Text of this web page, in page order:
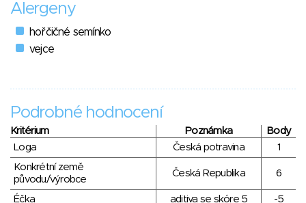
Alergeny
hořčičné semínko
vejce
Podrobné hodnocení
Kritérium Poznámka
Body
Loga
Česká potravina
1
Konkrétní země
původu/výrobce
Česká Republika 6
Éčka aditiva se skóre 5
-5